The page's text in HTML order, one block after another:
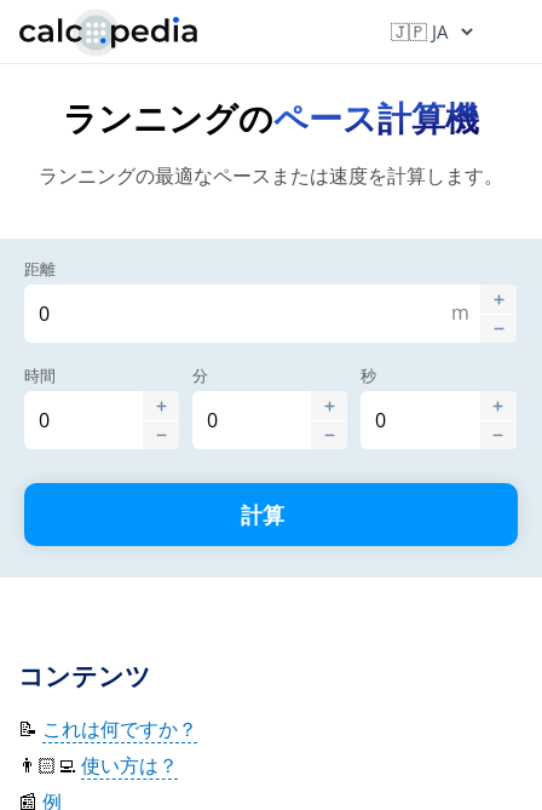
ランニングのペース計算機
ランニングの最適なペースまたは速度を計算します。
距離
m
時間 分 秒
計算
コンテンツ
📝 これは何ですか？
👨🏻‍💻 使い方は？
📰 例